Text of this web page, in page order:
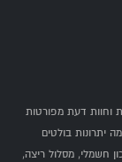
וחוות דעת מפורטות
יתרונות בולטים
חשמלי, מסלול ריצה,